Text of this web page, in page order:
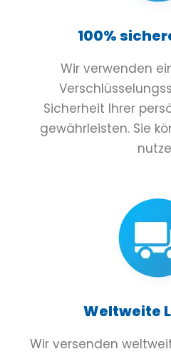
100%
Wir verwenden
Sicherheit Ihrer
gewährleisten. Sie
Weltweite
Wir versenden